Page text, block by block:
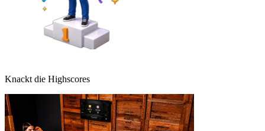
Knackt die Highscores